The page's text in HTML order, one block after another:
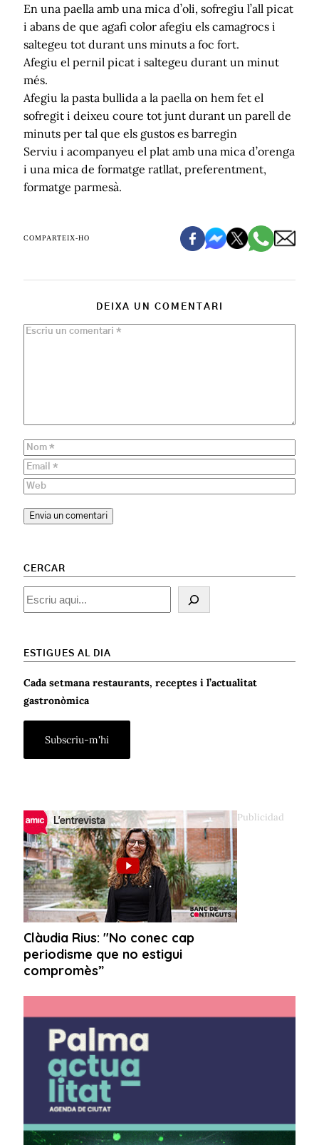
En una paella amb una mica d’oli, sofregiu l’all picat
i abans de que agafi color afegiu els camagrocs i
saltegeu tot durant uns minuts a foc fort.
Afegiu el pernil picat i saltegeu durant un minut
més.
Afegiu la pasta bullida a la paella on hem fet el
sofregit i deixeu coure tot junt durant un parell de
minuts per tal que els gustos es barregin
Serviu i acompanyeu el plat amb una mica d’orenga
i una mica de formatge ratllat, preferentment,
formatge parmesà.
COMPARTEIX-HO
DEIXA UN COMENTARI
CERCAR
Cercar
ESTIGUES AL DIA
Cada setmana restaurants, receptes i l’actualitat
gastronòmica